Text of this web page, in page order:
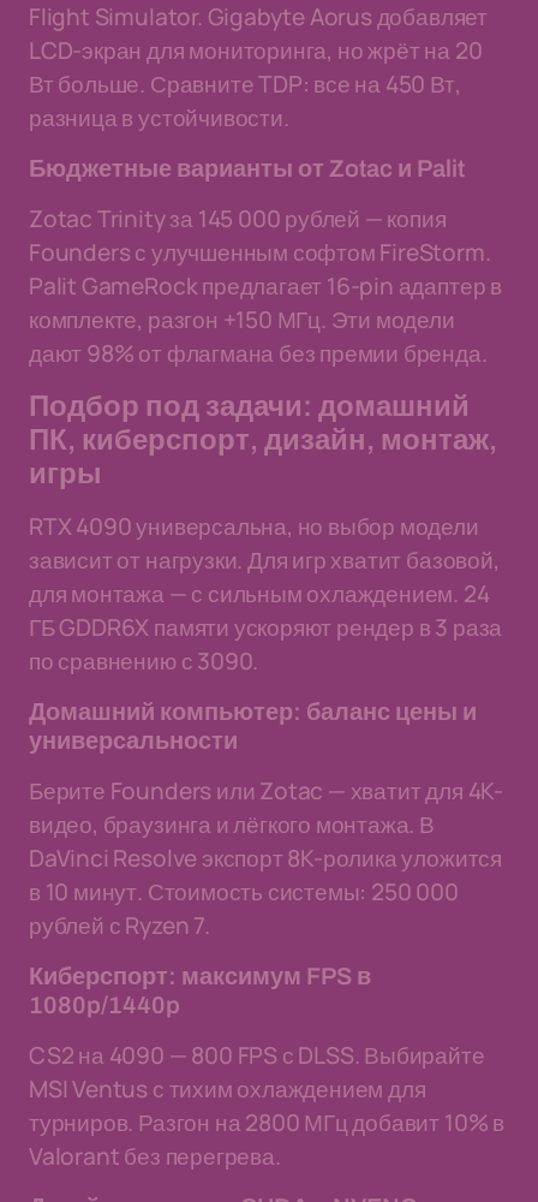
Flight Simulator. Gigabyte Aorus добавляет
LCD-экран для мониторинга, но жрёт на 20
Вт больше. Сравните TDP: все на 450 Вт,
разница в устойчивости.
Бюджетные варианты от Zotac и Palit
Zotac Trinity за 145 000 рублей — копия
Founders с улучшенным софтом FireStorm.
Palit GameRock предлагает 16-pin адаптер в
комплекте, разгон +150 МГц. Эти модели
дают 98% от флагмана без премии бренда.
Подбор под задачи: домашний
ПК, киберспорт, дизайн, монтаж,
игры
RTX 4090 универсальна, но выбор модели
зависит от нагрузки. Для игр хватит базовой,
для монтажа — с сильным охлаждением. 24
ГБ GDDR6X памяти ускоряют рендер в 3 раза
по сравнению с 3090.
Домашний компьютер: баланс цены и
универсальности
Берите Founders или Zotac — хватит для 4K-
видео, браузинга и лёгкого монтажа. В
DaVinci Resolve экспорт 8K-ролика уложится
в 10 минут. Стоимость системы: 250 000
рублей с Ryzen 7.
Киберспорт: максимум FPS в
1080p/1440p
CS2 на 4090 — 800 FPS с DLSS. Выбирайте
MSI Ventus с тихим охлаждением для
турниров. Разгон на 2800 МГц добавит 10% в
Valorant без перегрева.